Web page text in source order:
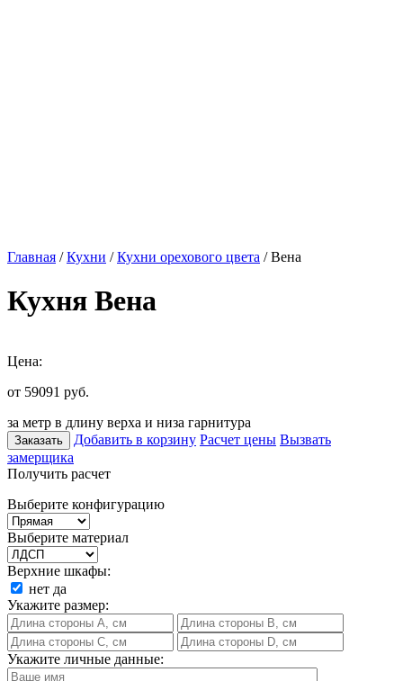
Главная /Кухни /Кухни орехового цвета / Вена
Кухня Вена
Цена:
от 59091 руб.
за метр в длину верха и низа гарнитура
Заказать Добавить в корзину Расчет цены Вызвать
замерщика
Получить расчет
Выберите конфигурацию
Выберите материал
Верхние шкафы:
нет да
Укажите размер:
Укажите личные данные: